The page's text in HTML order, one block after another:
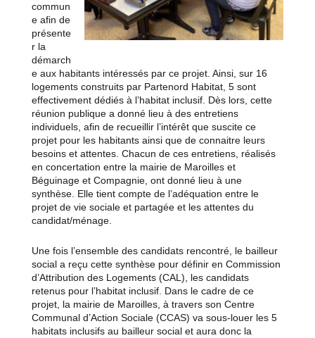
commun
e afin de
présente
r la
démarch
e aux habitants intéressés par ce projet. Ainsi, sur 16
logements construits par Partenord Habitat, 5 sont
effectivement dédiés à l’habitat inclusif. Dès lors, cette
réunion publique a donné lieu à des entretiens
individuels, afin de recueillir l’intérêt que suscite ce
projet pour les habitants ainsi que de connaitre leurs
besoins et attentes. Chacun de ces entretiens, réalisés
en concertation entre la mairie de Maroilles et
Béguinage et Compagnie, ont donné lieu à une
synthèse. Elle tient compte de l’adéquation entre le
projet de vie sociale et partagée et les attentes du
candidat/ménage.
Une fois l’ensemble des candidats rencontré, le bailleur
social a reçu cette synthèse pour définir en Commission
d’Attribution des Logements (CAL), les candidats
retenus pour l’habitat inclusif. Dans le cadre de ce
projet, la mairie de Maroilles, à travers son Centre
Communal d’Action Sociale (CCAS) va sous-louer les 5
habitats inclusifs au bailleur social et aura donc la